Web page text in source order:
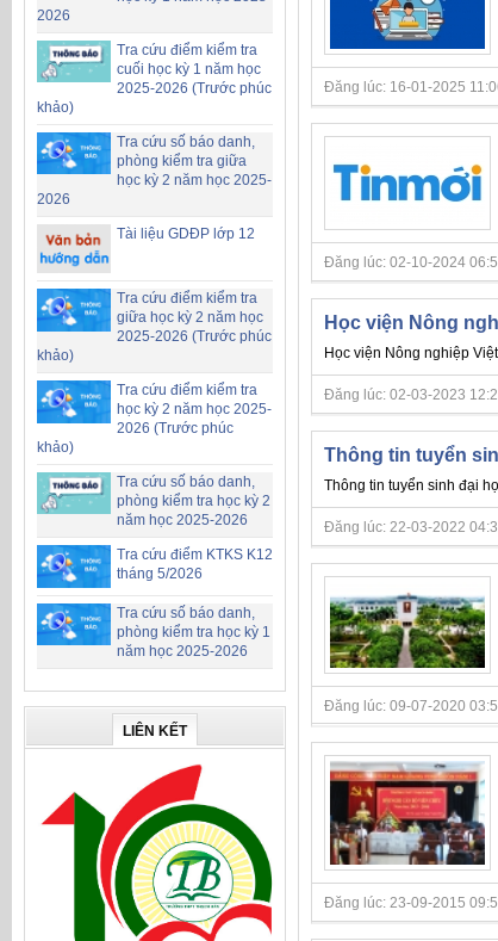
2026
Tra cứu điểm kiểm tra
cuối học kỳ 1 năm học
2025-2026 (Trước phúc
khảo)
Tra cứu số báo danh,
phòng kiểm tra giữa
học kỳ 2 năm học 2025-
2026
Tài liệu GDĐP lớp 12
Tra cứu điểm kiểm tra
giữa học kỳ 2 năm học
2025-2026 (Trước phúc
khảo)
Tra cứu điểm kiểm tra
học kỳ 2 năm học 2025-
2026 (Trước phúc
khảo)
Tra cứu số báo danh,
phòng kiểm tra học kỳ 2
năm học 2025-2026
Tra cứu điểm KTKS K12
tháng 5/2026
Tra cứu số báo danh,
phòng kiểm tra học kỳ 1
năm học 2025-2026
LIÊN KẾT
Đăng lúc: 16-01-2025
Đăng lúc: 02-10-2024
Học viện Nông
Học viện Nông nghiệp
Đăng lúc: 02-03-2023
Thông tin tuyển
Thông tin tuyển sinh đại
Đăng lúc: 22-03-2022
Đăng lúc: 09-07-2020
Đăng lúc: 23-09-2015